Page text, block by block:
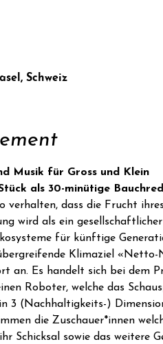
Schweiz
Musik für Gross und Klein
als 30-minütige
verhalten, dass die Frucht
wird als ein
für künftige
Klimaziel «Netto-
an. Es handelt sich bei dem
Roboter, welche das
3 (Nachhaltigkeits-)
die Zuschauer*innen
Schicksal sowie das weitere